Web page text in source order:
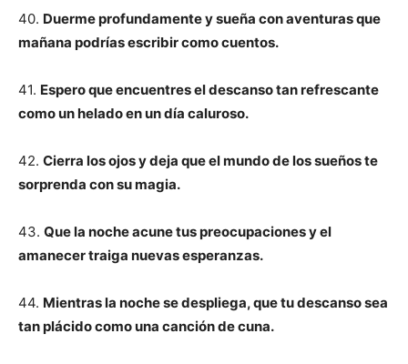
40. Duerme profundamente y sueña con aventuras que
mañana podrías escribir como cuentos.
41. Espero que encuentres el descanso tan refrescante
como un helado en un día caluroso.
42. Cierra los ojos y deja que el mundo de los sueños te
sorprenda con su magia.
43. Que la noche acune tus preocupaciones y el
amanecer traiga nuevas esperanzas.
44. Mientras la noche se despliega, que tu descanso sea
tan plácido como una canción de cuna.